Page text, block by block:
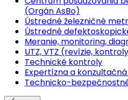
(Orgán AsBo)
Ústredné železničné
Ústredné
Meranie, monitoring,
UTZ, VTZ (revízie,
Technické kontroly
Expertízna a
Technicko-